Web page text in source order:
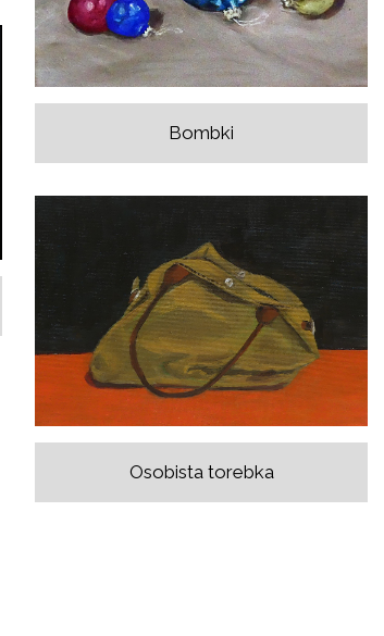
Bombki
Osobista torebka